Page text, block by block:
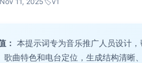
： 本提示词专为音乐推广人员设计
歌曲特色和电台定位，生成结构清晰